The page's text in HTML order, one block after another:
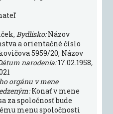
Bydlisko:Názov
a orientačné číslo
5959/20, Názov
narodenia:17.02.1958,
orgánu v mene
Konať v mene
za spoločnosť bude
menu spoločnosti